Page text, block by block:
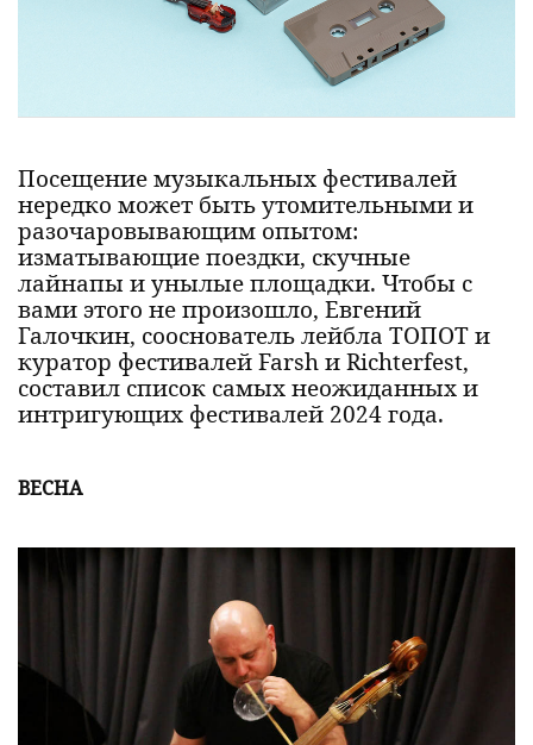
Посещение музыкальных фестивалей
нередко может быть утомительными и
разочаровывающим опытом:
изматывающие поездки, скучные
лайнапы и унылые площадки. Чтобы с
вами этого не произошло, Евгений
Галочкин, сооснователь лейбла TOПOT и
куратор фестивалей Farsh и Richterfest,
составил список самых неожиданных и
интригующих фестивалей 2024 года.
ВЕСНА